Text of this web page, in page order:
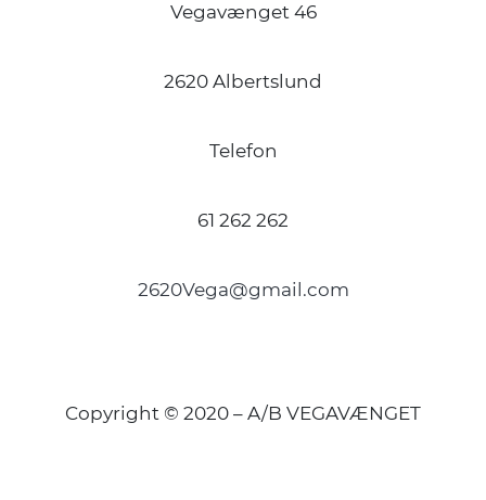
Vegavænget 46
2620 Albertslund
Telefon
61 262 262
2620Vega@gmail.com
Copyright © 2020 – A/B VEGAVÆNGET